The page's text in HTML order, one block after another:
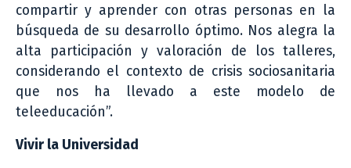
compartir y aprender con otras personas en la
búsqueda de su desarrollo óptimo. Nos alegra la
alta participación y valoración de los talleres,
considerando el contexto de crisis sociosanitaria
que nos ha llevado a este modelo de
teleeducación”.
Vivir la Universidad